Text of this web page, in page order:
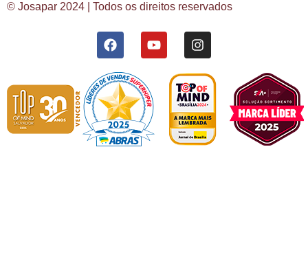
© Josapar 2024 | Todos os direitos reservados